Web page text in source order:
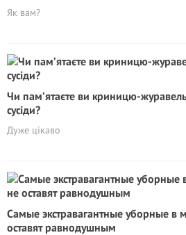
Як вам?
Чи пам’ятаєте ви криницю-
сусіди?
Дуже цікаво
Самые экстравагантные уборные в
оставят равнодушным